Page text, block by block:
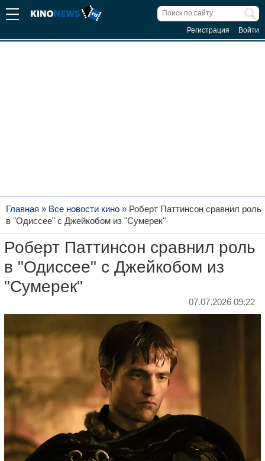
Регистрация Войти
Главная » Все новости кино » Роберт Паттинсон сравнил роль
в "Одиссее" с Джейкобом из "Сумерек"
Роберт Паттинсон сравнил роль
в "Одиссее" с Джейкобом из
"Сумерек"
07.07.2026 09:22